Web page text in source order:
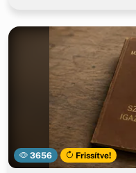
3656 Frissítve!